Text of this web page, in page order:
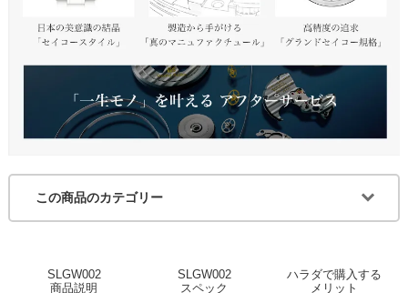
この商品のカテゴリー
SLGW002
商品説明
SLGW002
スペック
ハラダで購入する
メリット